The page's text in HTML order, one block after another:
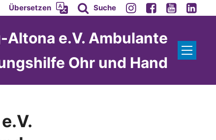
Übersetzen Suche
e.V. Ambulante
Ohr und Hand